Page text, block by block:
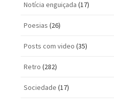
Notícia enguiçada (17)
Poesias (26)
Posts com vi­deo (35)
Retro (282)
Sociedade (17)